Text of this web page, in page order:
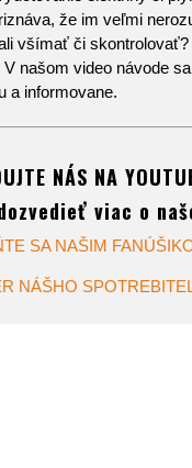
že im veľmi
všímať či
našom video návode
a informovane.
NÁS NA
viac o
SA NAŠIM
NÁŠHO